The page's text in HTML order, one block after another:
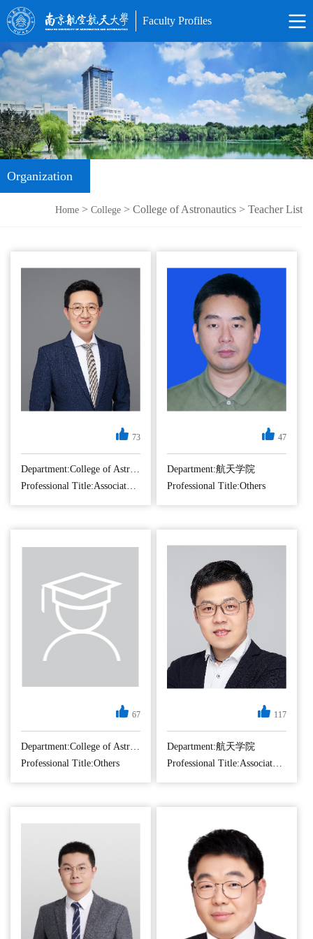
Faculty Profiles
Organization
Home > College > College of Astronautics > Teacher List
工学博士，博士生/
授。长期从事卫星
深度反演机制及方
法，主持国家自然
基金1项，装备发展
部预研基金3项，江
苏省自然基金1
项，...
73 47
Department:航天学院
Professional Title:Others
67
Department:College of Astronautics
Professional Title:Others
员，副教授，博
导，获2019年获导
人飞行器自主控制
专委会共同委员，
获江苏省科学技术
二等奖，南航十佳
博士后荣誉，入选
南航 “长空之星”人
117
Department:航天学院
Professional Title:Associate Professor